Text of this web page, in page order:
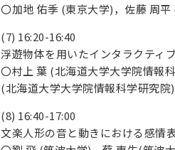
〇加地 佑季 (東京大学)，佐藤 周
(7) 16:20-16:40
浮遊物体を用いたインタラクティ
〇村上 葉 (北海道大学大学院情報
(北海道大学大学院情報科学研究院)
(8) 16:40-17:00
文楽人形の音と動きにおける感情